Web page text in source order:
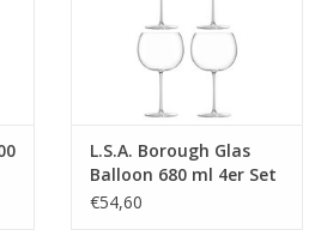
L.S.A. Borough Glas
Balloon 680 ml 4er Set
€54,60